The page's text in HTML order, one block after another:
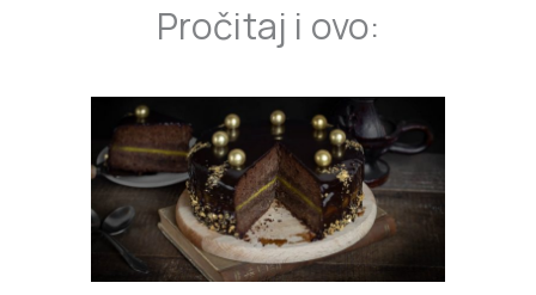
Pročitaj i ovo: